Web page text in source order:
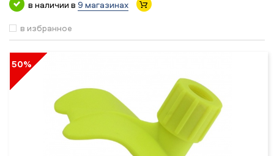
в наличии в 9 магазинах
в избранное
50%